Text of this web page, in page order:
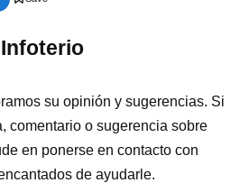
su opinión y sugerencias. Si
comentario o sugerencia sobre
en ponerse en contacto con
de ayudarle.